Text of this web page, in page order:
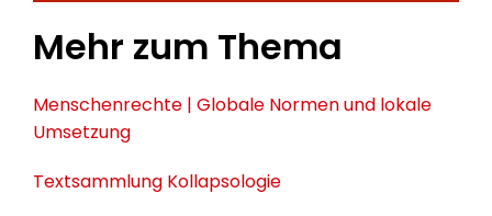
Mehr zum Thema
Menschenrechte | Globale Normen und lokale
Umsetzung
Textsammlung Kollapsologie